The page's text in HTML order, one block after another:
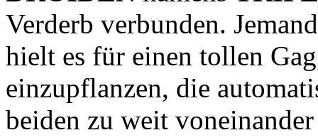
Verderb verbunden.
hielt es für einen tollen
einzupflanzen, die
beiden zu weit